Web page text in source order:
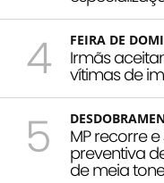
4 FEIRA DE
Irmãs
vítimas de
5 MP recorre
preventiva
de meia